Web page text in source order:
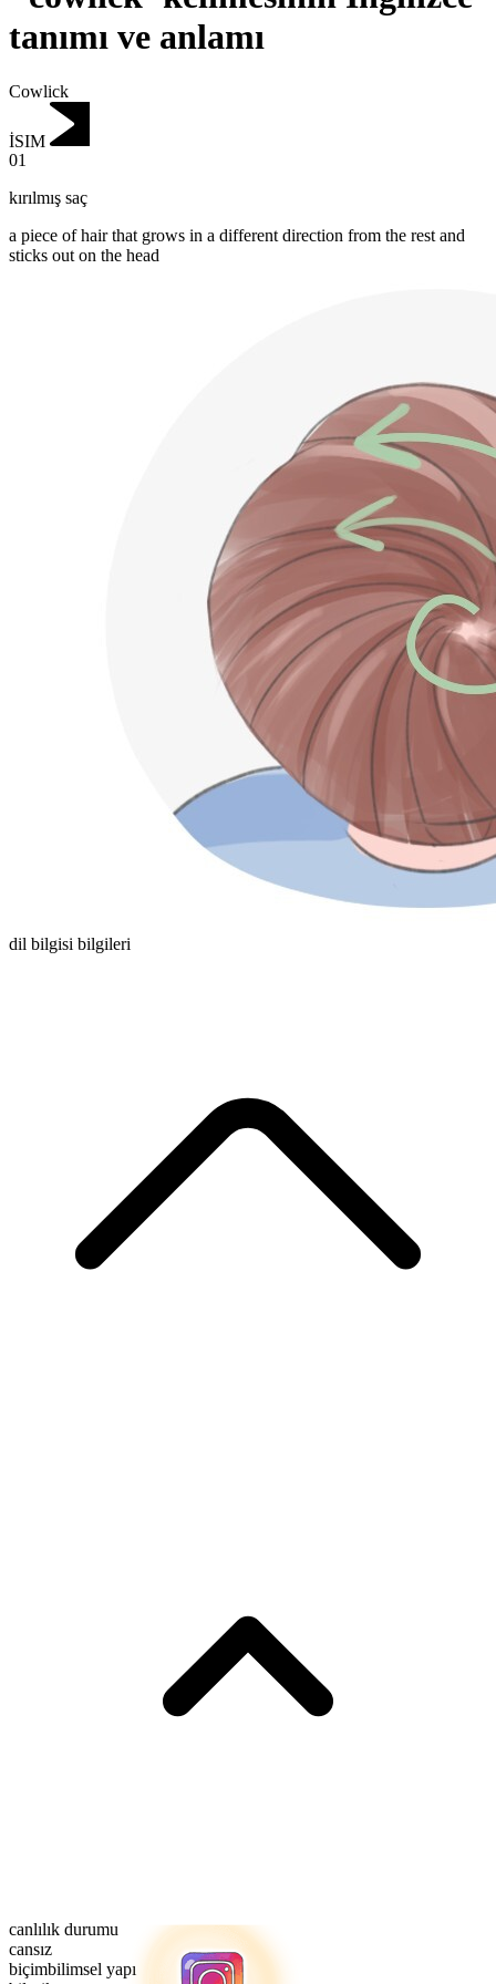
tanımı ve anlamı
Cowlick
İSIM
01
kırılmış saç
a piece of hair that grows in a different direction from the rest and
sticks out on the head
dil bilgisi bilgileri
canlılık durumu
cansız
biçimbilimsel yapı